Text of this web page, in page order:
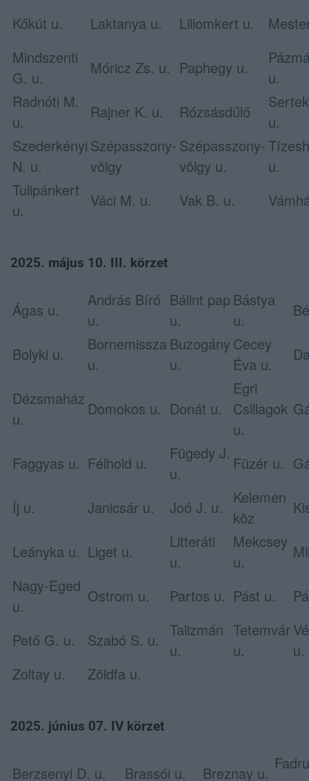
Kőkút u.
Laktanya u. Liliomkert u.
Mindszenti
G. u.
Móricz Zs. u. Paphegy u.
u.
Radnóti M.
u.
Rajner K. u. Rózsásdűlő
u.
Szederkényi
N. u.
Szépasszony-
völgy
Szépasszony-
völgy u.
u.
Tulipánkert
u.
Váci M. u. Vak B. u.
2025. május 10. III. körzet
Ágas u.
András Bíró
u.
Bálint pap
u.
Bástya
u.
Bolyki u.
Bornemissza
u.
Buzogány
u.
Cecey
Éva u.
Dézsmaház
u.
Domokos u. Donát u.
Egri
Csillagok
u.
Faggyas u. Félhold u.
Fügedy J.
u.
Füzér u.
Íj u. Janicsár u. Joó J. u.
Kelemen
köz
Leányka u. Liget u.
Litteráti
u.
Mekcsey
u.
Nagy-Eged
u.
Ostrom u. Partos u. Pást u.
Pető G. u. Szabó S. u.
Talizmán
u.
Tetemvár
u.
u.
Zoltay u.
Zöldfa u.
2025. június 07. IV körzet
Berzsenyi D. u. Brassói u. Breznay u.